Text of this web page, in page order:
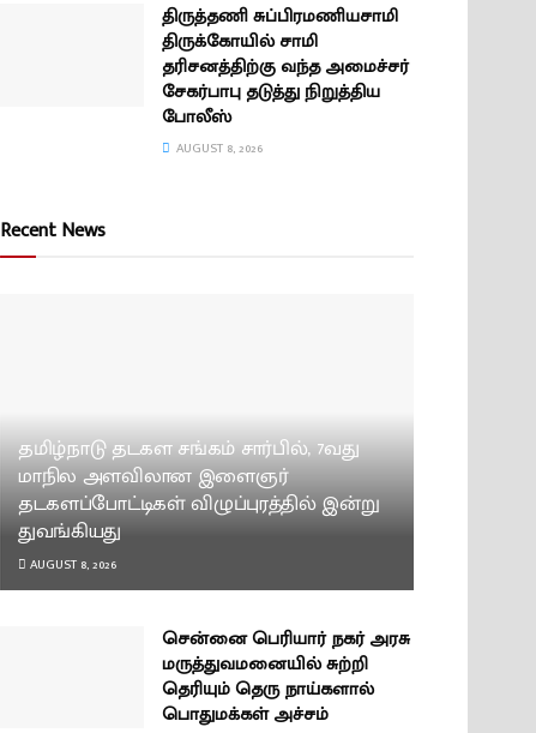
திருத்தணி சுப்பிரமணியசாமி
திருக்கோயில் சாமி
தரிசனத்திற்கு வந்த அமைச்சர்
சேகர்பாபு தடுத்து நிறுத்திய
போலீஸ்
AUGUST 8, 2026
Recent News
தமிழ்நாடு தடகள சங்கம் சார்பில், 7வது
மாநில அளவிலான இளைஞர்
தடகளப்போட்டிகள் விழுப்புரத்தில் இன்று
துவங்கியது
AUGUST 8, 2026
சென்னை பெரியார் நகர் அரசு
மருத்துவமனையில் சுற்றி
தெரியும் தெரு நாய்களால்
பொதுமக்கள் அச்சம்